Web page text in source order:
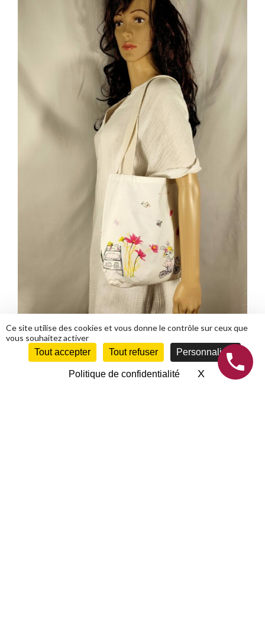
9,80€
Ce site utilise des cookies et vous donne le contrôle sur ceux que
vous souhaitez activer
Tout accepter
Tout refuser Personnaliser
Politique de confidentialité X